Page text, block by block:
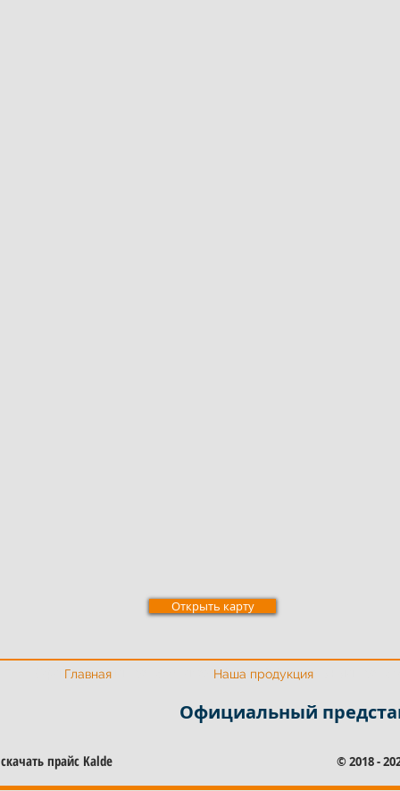
Открыть карту
Официальный представитель Калде Официальный
Главная Наша продукция
Официальный
скачать прайс Kalde © 2018 -